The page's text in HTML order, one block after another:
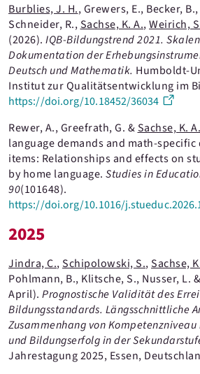
Rüdiger, C.
Sachse, K. A.
Schickel, M.
Schipolowski, S.
Schnitzler, C.
Schröter, P.
Schumann, K.
Stanat, P.
Tinkl, L.
Volodina, A.
Wäckerle, M.
Wagner, K.
Weirich, S.
Burblies, J. H., Grewers, E., Becker,
Schneider, R.,Sachse, K. A.,Weirich,
(2026). IQB-Bildungstrend 2021.
Dokumentation der
Deutsch und Mathematik. Humboldt-
Institut zur Qualitätsentwicklung im
https://doi.org/10.18452/36034
Rewer, A., Greefrath, G. &Sachse, K. A.
language demands and math-
items: Relationships and effects on
by home language. Studies in
90(101648).
https://doi.org/10.1016/
2025
Jindra, C.,Schipolowski, S.,Sachse,
Pohlmann, B., Klitsche, S., Nusser, L. &
April). Prognostische Validität des
Bildungsstandards. Längsschnittliche
Zusammenhang von
und Bildungserfolg in der
Jahrestagung 2025, Essen,